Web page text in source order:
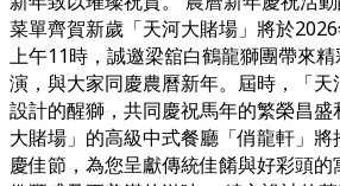
菜單齊賀新歲「天河大賭場」將於2026
上午11時，誠邀梁舘白鶴龍獅團帶來
演，與大家同慶農曆新年。屆時，「
設計的醒獅，共同慶祝馬年的繁榮昌
大賭場」的高級中式餐廳「俏龍軒」
慶佳節，為您呈獻傳統佳餚與好彩頭